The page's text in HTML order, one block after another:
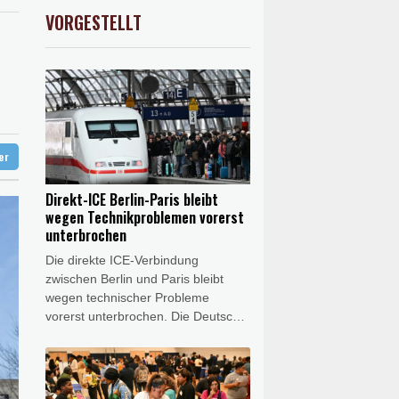
zurück
Ballsaal-Plänen
0.68%
0.38%
VORGESTELLT
Direkt-ICE Berlin-Paris bleibt
wegen Technikproblemen vorerst
unterbrochen
Die direkte ICE-Verbindung
zwischen Berlin und Paris bleibt
wegen technischer Probleme
vorerst unterbrochen. Die Deutsche
europäische Zugsicherungssystem
des französischen Herstellers
Alstom verantwortlich und fordert